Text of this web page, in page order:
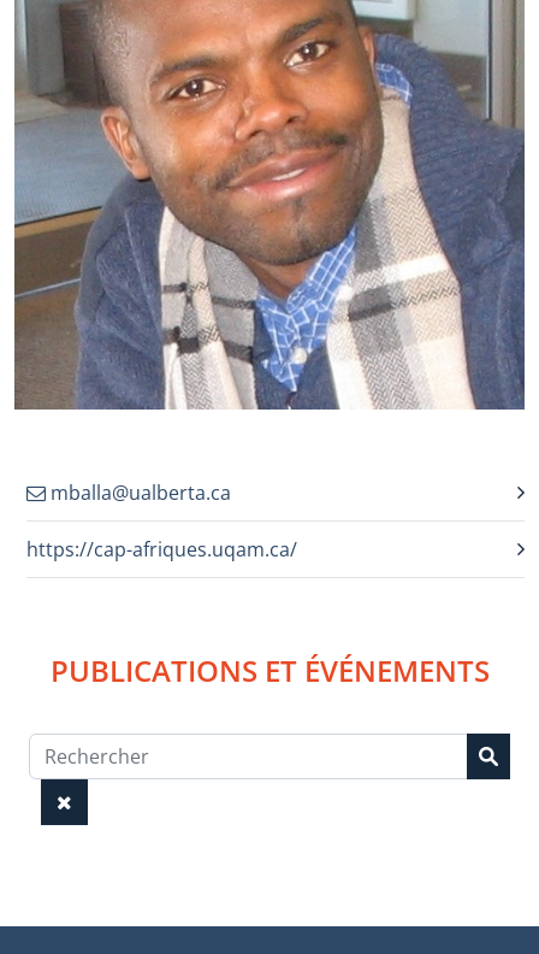
mballa@ualberta.ca
https://cap-afriques.uqam.ca/
PUBLICATIONS ET ÉVÉNEMENTS